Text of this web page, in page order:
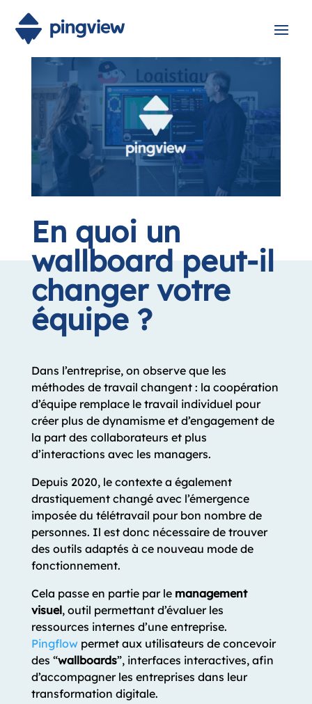
En quoi un
wallboard peut-il
changer votre
équipe ?
Dans l’entreprise, on observe que les
méthodes de travail changent : la coopération
d’équipe remplace le travail individuel pour
créer plus de dynamisme et d’engagement de
la part des collaborateurs et plus
d’interactions avec les managers.
Depuis 2020, le contexte a également
drastiquement changé avec l’émergence
imposée du télétravail pour bon nombre de
personnes. Il est donc nécessaire de trouver
des outils adaptés à ce nouveau mode de
fonctionnement.
Cela passe en partie par le management
visuel, outil permettant d’évaluer les
ressources internes d’une entreprise.
Pingflowpermet aux utilisateurs de concevoir
des “wallboards”, interfaces interactives, afin
d’accompagner les entreprises dans leur
transformation digitale.